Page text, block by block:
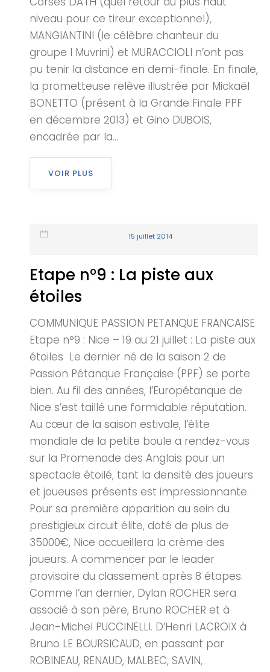
niveau pour ce tireur exceptionnel),
MANGIANTINI (le célèbre chanteur du
groupe I Muvrini) et MURACCIOLI n’ont pas
pu tenir la distance en demi-finale. En finale,
la prometteuse relève illustrée par Mickaël
BONETTO (présent à la Grande Finale PPF
en décembre 2013) et Gino DUBOIS,
encadrée par la...
VOIR PLUS
15 juillet 2014
Etape n°9 : La piste aux
étoiles
COMMUNIQUE PASSION PETANQUE FRANCAISE
Etape n°9 : Nice – 19 au 21 juillet : La piste aux
étoiles Le dernier né de la saison 2 de
Passion Pétanque Française (PPF) se porte
bien. Au fil des années, l’Europétanque de
Nice s’est taillé une formidable réputation.
Au cœur de la saison estivale, l’élite
mondiale de la petite boule a rendez-vous
sur la Promenade des Anglais pour un
spectacle étoilé, tant la densité des joueurs
et joueuses présents est impressionnante.
Pour sa première apparition au sein du
prestigieux circuit élite, doté de plus de
35000€, Nice accueillera la crème des
joueurs. A commencer par le leader
provisoire du classement après 8 étapes.
Comme l’an dernier, Dylan ROCHER sera
associé à son père, Bruno ROCHER et à
Jean-Michel PUCCINELLI. D’Henri LACROIX à
Bruno LE BOURSICAUD, en passant par
ROBINEAU, RENAUD, MALBEC, SAVIN,